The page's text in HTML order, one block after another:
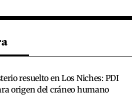
resuelto en Los Niches: PDI
origen del cráneo humano